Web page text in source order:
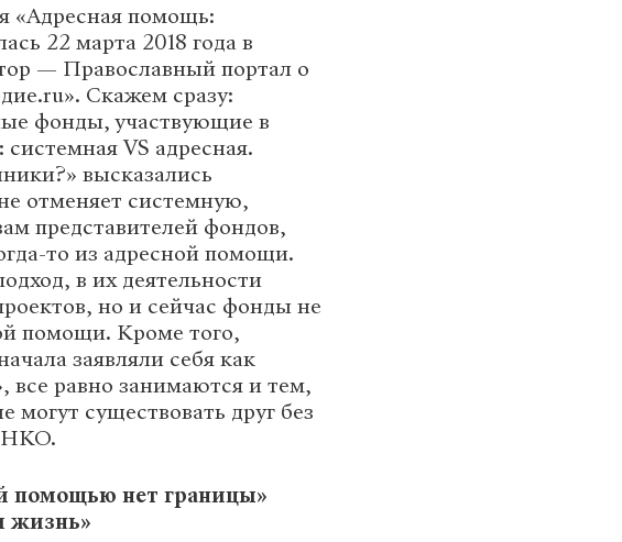
«Адресная помощь:
22 марта 2018 года в
— Православный портал о
Скажем сразу:
фонды, участвующие в
VS адресная.
высказались
отменяет системную,
представителей фондов,
то из адресной помощи.
в их деятельности
но и сейчас фонды не
помощи. Кроме того,
заявляли себя как
все равно занимаются и тем,
существовать друг без
НКО.
помощью нет границы»
жизнь»